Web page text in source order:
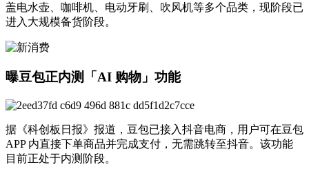
盖电水壶、咖啡机、电动牙刷、吹风机等多个品类，现阶段已
进入大规模备货阶段。
曝豆包正内测「AI 购物」功能
据《科创板日报》报道，豆包已接入抖音电商，用户可在豆包
APP 内直接下单商品并完成支付，无需跳转至抖音。该功能
目前正处于内测阶段。